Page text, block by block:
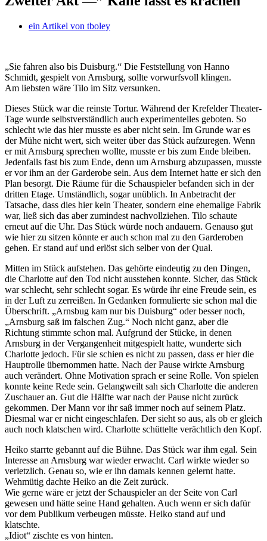
ein Artikel von tboley
„Sie fahren also bis Duisburg.“ Die Feststellung von Hanno
Schmidt, gespielt von Arnsburg, sollte vorwurfsvoll klingen.
Am liebsten wäre Tilo im Sitz versunken.
Dieses Stück war die reinste Tortur. Während der Krefelder Theater-
Tage wurde selbstverständlich auch experimentelles geboten. So
schlecht wie das hier musste es aber nicht sein. Im Grunde war es
der Mühe nicht wert, sich weiter über das Stück aufzuregen. Wenn
er mit Arnsburg sprechen wollte, musste er bis zum Ende bleiben.
Jedenfalls fast bis zum Ende, denn um Arnsburg abzupassen, musste
er vor ihm an der Garderobe sein. Aus dem Internet hatte er sich den
Plan besorgt. Die Räume für die Schauspieler befanden sich in der
dritten Etage. Umständlich, sogar unüblich. In Anbetracht der
Tatsache, dass dies hier kein Theater, sondern eine ehemalige Fabrik
war, ließ sich das aber zumindest nachvollziehen. Tilo schaute
erneut auf die Uhr. Das Stück würde noch andauern. Genauso gut
wie hier zu sitzen könnte er auch schon mal zu den Garderoben
gehen. Er stand auf und erlöst sich selber von der Qual.
Mitten im Stück aufstehen. Das gehörte eindeutig zu den Dingen,
die Charlotte auf den Tod nicht ausstehen konnte. Sicher, das Stück
war schlecht, sehr schlecht sogar. Es würde ihr eine Freude sein, es
in der Luft zu zerreißen. In Gedanken formulierte sie schon mal die
Überschrift. „Arnsbug kam nur bis Duisburg“ oder besser noch,
„Arnsburg saß im falschen Zug.“ Noch nicht ganz, aber die
Richtung stimmte schon mal. Aufgrund der Stücke, in denen
Arnsburg in der Vergangenheit mitgespielt hatte, wunderte sich
Charlotte jedoch. Für sie schien es nicht zu passen, dass er hier die
Hauptrolle übernommen hatte. Nach der Pause wirkte Arnsburg
auch verändert. Ohne Motivation sprach er seine Rolle. Von spielen
konnte keine Rede sein. Gelangweilt sah sich Charlotte die anderen
Zuschauer an. Gut die Hälfte war nach der Pause nicht zurück
gekommen. Der Mann vor ihr saß immer noch auf seinem Platz.
Diesmal war er nicht eingeschlafen. Der sieht so aus, als ob er gleich
auch noch klatschen wird. Charlotte schüttelte verächtlich den Kopf.
Heiko starrte gebannt auf die Bühne. Das Stück war ihm egal. Sein
Interesse an Arnsburg war wieder erwacht. Carl wirkte wieder so
verletzlich. Genau so, wie er ihn damals kennen gelernt hatte.
Wehmütig dachte Heiko an die Zeit zurück.
Wie gerne wäre er jetzt der Schauspieler an der Seite von Carl
gewesen und hätte seine Hand gehalten. Auch wenn er sich dafür
vor dem Publikum verbeugen müsste. Heiko stand auf und
klatschte.
„Idiot“ zischte es von hinten.